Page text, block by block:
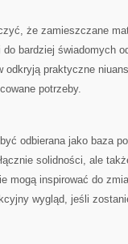
że zamieszczane
bardziej świadomych
praktyczne
potrzeby.
odbierana jako baza
solidności, ale
mogą inspirować do
wygląd, jeśli